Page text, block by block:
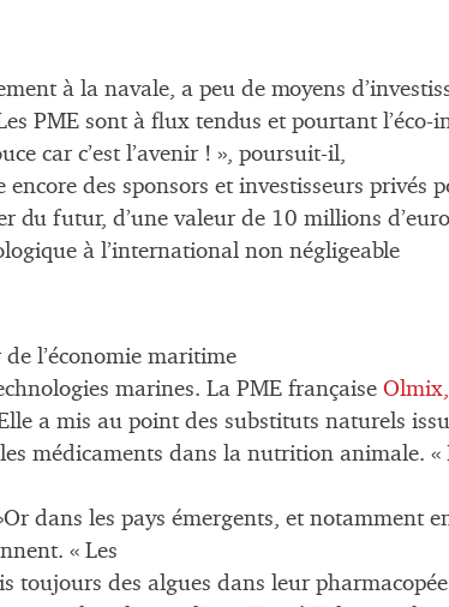
à la navale, a peu de moyens
PME sont à flux tendus et pourtant l’éco-
car c’est l’avenir ! », poursuit-il,
encore des sponsors et investisseurs privés
du futur, d’une valeur de 10 millions
à l’international non négligeable
l’économie maritime
marines. La PME française Olmix,
a mis au point des substituts naturels
médicaments dans la nutrition animale.
dans les pays émergents, et notamment
« Les
toujours des algues dans leur